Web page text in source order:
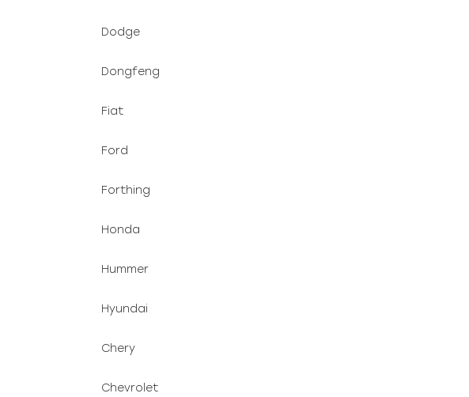
Dodge
Dongfeng
Fiat
Ford
Forthing
Honda
Hummer
Hyundai
Chery
Chevrolet